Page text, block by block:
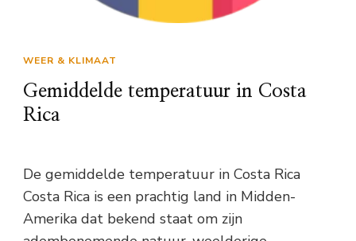
WEER & KLIMAAT
Gemiddelde temperatuur in Costa
Rica
De gemiddelde temperatuur in Costa Rica
Costa Rica is een prachtig land in Midden-
Amerika dat bekend staat om zijn